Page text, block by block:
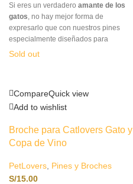
Si eres un verdadero amante de los
gatos , no hay mejor forma de
expresarlo que con nuestros pines
especialmente diseñados para
catlovers
contigo un símbolo de tu amor por los
felinos.- Pin de acrílico y metal.
Sold out
CompareQuick view
Add to wishlist
Broche para Catlovers Gato y
Copa de Vino
PetLovers Pines y Broches
S/15.00